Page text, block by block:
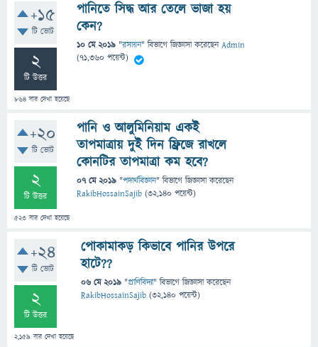
+15
টি ভোট
2
টি উত্তর
864 বার দেখা হয়েছে
পানিতে সিদ্ধ আর তেলে ভাজা হয়
কেন?
10 মে 2019 "রসায়ন" বিভাগে জিজ্ঞাসাকরেছেনAdmin
(71,360 পয়েন্ট)
+20
টি ভোট
2
টি উত্তর
523 বার দেখা হয়েছে
পানি ও আলুমিনিয়াম একই
তাপমাত্রায় দুই দিন ফ্রিজে রাখলে
কোনটির তাপমাত্রা কম হবে?
07 মে 2019 "পদার্থবিজ্ঞান" বিভাগে জিজ্ঞাসাকরেছেন
RakibHossainSajib (32,140 পয়েন্ট)
+24
টি ভোট
2
টি উত্তর
2,159 বার দেখা হয়েছে
পোকামাকড় কিভাবে পানির উপরে
হাটে??
06 মে 2019 "প্রাণিবিদ্যা" বিভাগে জিজ্ঞাসাকরেছেন
RakibHossainSajib (32,140 পয়েন্ট)